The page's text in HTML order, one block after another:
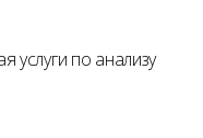
услуги по анализу